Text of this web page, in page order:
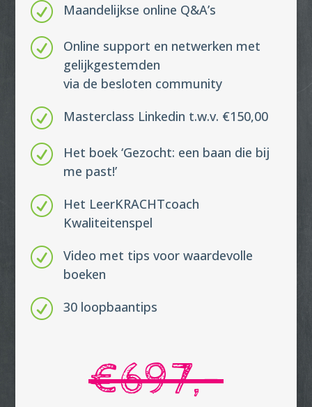
R Maandelijkse online Q&A’s
R
Online support en netwerken met
gelijkgestemden
via de besloten community
R Masterclass Linkedin t.w.v. €150,00
R
Het boek ‘Gezocht: een baan die bij
me past!’
R
Het LeerKRACHTcoach
Kwaliteitenspel
R
Video met tips voor waardevolle
boeken
R 30 loopbaantips
€697,-